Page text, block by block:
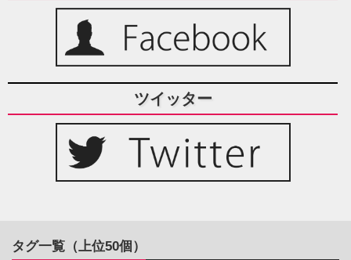
ツイッター
タグ一覧（上位50個）